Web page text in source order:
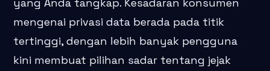
mengenai privasi data berada pada titik
tertinggi, dengan lebih banyak pengguna
kini membuat pilihan sadar tentang jejak